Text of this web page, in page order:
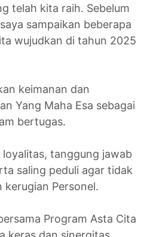
telah kita raih. Sebelum
sampaikan beberapa
wujudkan di tahun 2025
keimanan dan
Yang Maha Esa sebagai
bertugas.
loyalitas, tanggung jawab
saling peduli agar tidak
Personel.
Program Asta Cita